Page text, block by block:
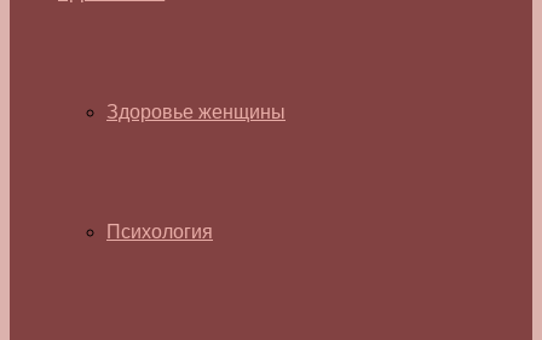
Здоровье женщины
Психология